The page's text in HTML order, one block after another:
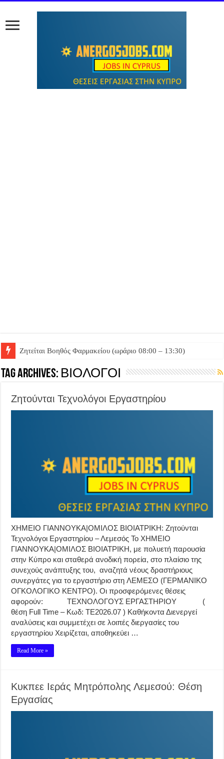
Ζητείται Βοηθός Θαλάμου
Tag Archives: ΒΙΟΛΟΓΟΙ
Ζητούνται Τεχνολόγοι Εργαστηρίου
ΧΗΜΕΙΟ ΓΙΑΝΝΟΥΚΑ|ΟΜΙΛΟΣ ΒΙΟΙΑΤΡΙΚΗ: Ζητούνται
Τεχνολόγοι Εργαστηρίου – Λεμεσός Το ΧΗΜΕΙΟ
ΓΙΑΝΝΟΥΚΑ|ΟΜΙΛΟΣ ΒΙΟΙΑΤΡΙΚΗ, με πολυετή παρουσία
στην Κύπρο και σταθερά ανοδική πορεία, στο πλαίσιο της
συνεχούς ανάπτυξης του, αναζητά νέους δραστήριους
συνεργάτες για το εργαστήριο στη ΛΕΜΕΣΟ (ΓΕΡΜΑΝΙΚΟ
ΟΓΚΟΛΟΓΙΚΟ ΚΕΝΤΡΟ). Οι προσφερόμενες θέσεις
αφορούν: ΤΕΧΝΟΛΟΓΟΥΣ ΕΡΓΑΣΤΗΡΙΟΥ (
θέση Full Time – Κωδ: ΤΕ2026.07 ) Καθήκοντα Διενεργεί
αναλύσεις και συμμετέχει σε λοιπές διεργασίες του
εργαστηρίου Χειρίζεται, αποθηκεύει …
Read More »
Κυκπεε Ιεράς Μητρόπολης Λεμεσού: Θέση
Εργασίας